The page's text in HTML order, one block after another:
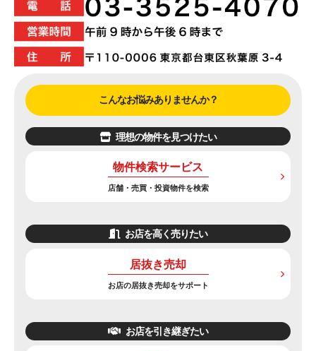
こんなお悩みありませんか？
理想の物件を見つけたい
物件検索サービス
店舗・売買・投資物件を検索
お店を高く売りたい
居抜き売却
お店の居抜き売却をサポート
お店を引き継ぎたい